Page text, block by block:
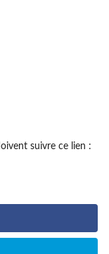
suivre ce lien :